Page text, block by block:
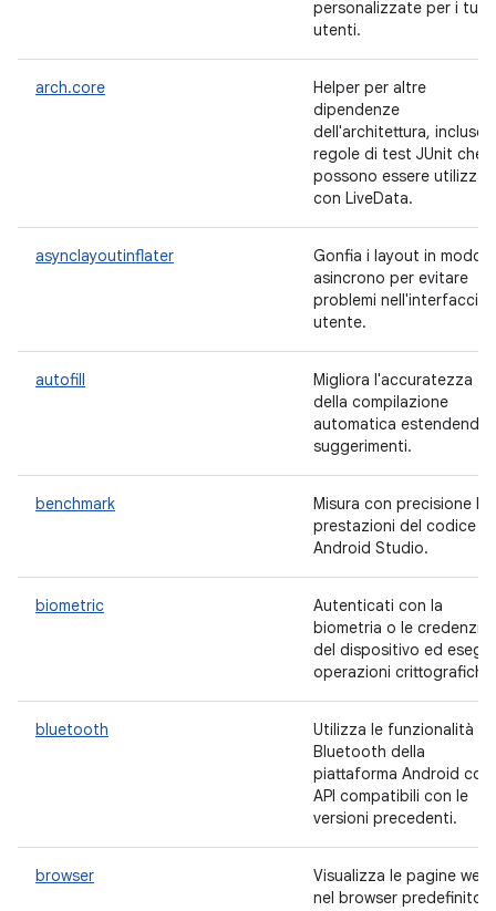
personalizzate per i tuoi
utenti.
arch.core
Helper per altre
dipendenze
dell'architettura, incluse
regole di test JUnit che
possono essere
con LiveData.
asynclayoutinflater
Gonfia i layout in modo
asincrono per evitare
problemi nell'interfaccia
utente.
autofill
Migliora l'accuratezza
della compilazione
automatica estendendo i
suggerimenti.
benchmark
Misura con precisione le
prestazioni del codice in
Android Studio.
biometric
Autenticati con la
biometria o le credenziali
del dispositivo ed esegui
operazioni crittografiche.
bluetooth
Utilizza le funzionalità
Bluetooth della
piattaforma Android con
API compatibili con le
versioni precedenti.
browser
Visualizza le pagine web
nel browser predefinito